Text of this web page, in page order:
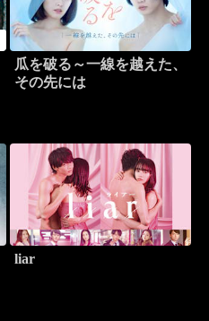
瓜を破る～一線を越えた、
その先には
liar